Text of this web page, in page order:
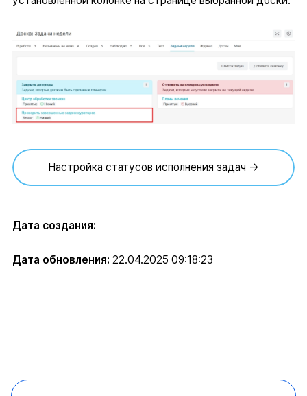
Настройка статусов исполнения задач →
Дата создания:
Дата обновления: 22.04.2025 09:18:23